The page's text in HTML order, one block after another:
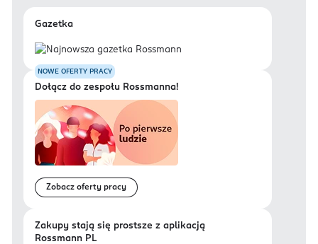
Gazetka
NOWE OFERTY PRACY
Dołącz do zespołu Rossmanna!
Zobacz oferty pracy
Zakupy stają się prostsze z aplikacją
Rossmann PL